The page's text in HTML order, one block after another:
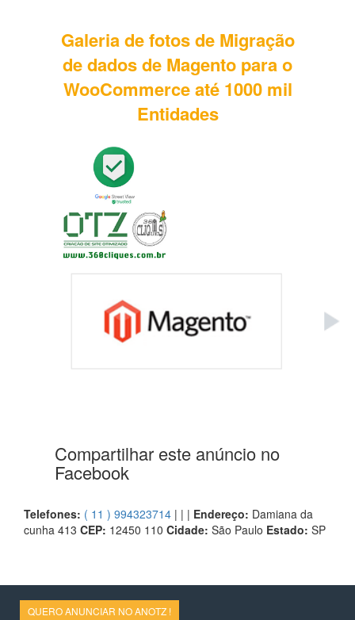
Galeria de fotos de Migração
de dados de Magento para o
WooCommerce até 1000 mil
Entidades
Compartilhar este anúncio no
Facebook
Telefones: ( 11 ) 994323714 | | | Endereço: Damiana da
cunha 413 CEP: 12450 110 Cidade: São Paulo Estado: SP
QUERO ANUNCIAR NO ANOTZ !